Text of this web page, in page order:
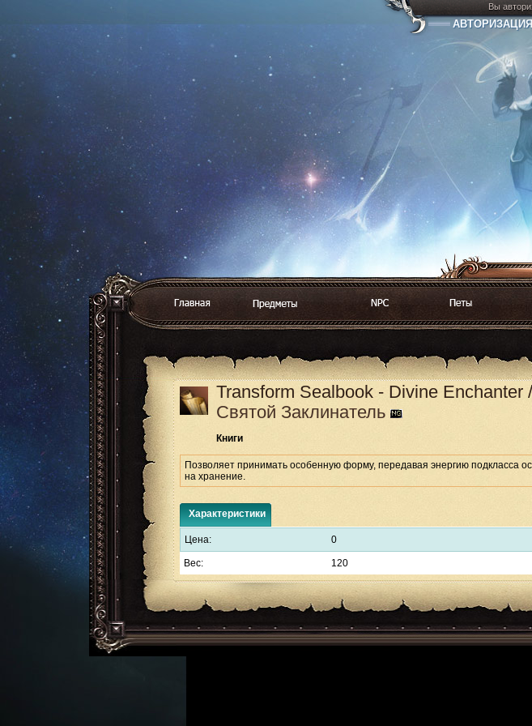
Вы
АВТОРИЗАЦИЯ
Transform Sealbook - Divine Enchanter/
Святой Заклинатель
Книги
Позволяет принимать особенную форму, передавая энергию подкласса
на хранение.
Характеристики
Цена: 0
Вес: 120